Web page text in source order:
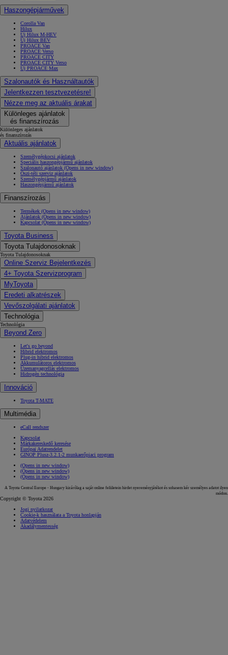
Haszongépjárművek
Corolla Van
Hilux
Új Hilux M-HEV
Új Hilux BEV
PROACE Van
PROACE Verso
PROACE CITY
PROACE CITY Verso
Új PROACE Max
Szalonautók és Használtautók
Jelentkezzen tesztvezetésre!
Nézze meg az aktuális árakat
Különleges ajánlatok
és finanszírozás
Különleges ajánlatok
és finanszírozás
Aktuális ajánlatok
Személygépkocsi ajánlatok
Speciális haszongépjármű ajánlatok
Szalonautó ajánlatok (Opens in new window)
Őszi-téli szerviz ajánlatok
Személygépjármű ajánlatok
Haszongépjármű ajánlatok
Finanszírozás
Termékek (Opens in new window)
Ajánlatok (Opens in new window)
Kapcsolat (Opens in new window)
Toyota Business
Toyota Tulajdonosoknak
Toyota Tulajdonosoknak
Online Szerviz Bejelentkezés
4+ Toyota Szervizprogram
MyToyota
Eredeti alkatrészek
Vevőszolgálati ajánlatok
Technológia
Technológia
Beyond Zero
Let's go beyond
Hibrid elektromos
Plug-in hibrid elektromos
Akkumulátoros elektromos
Üzemanyagcellás elektromos
Hidrogén technológia
Innováció
Toyota T-MATE
Multimédia
eCall rendszer
Kapcsolat
Márkakereskedő keresése
Európai Adatrendelet
GINOP Plusz-3.2.1-2 munkaerőpiaci program
(Opens in new window)
(Opens in new window)
(Opens in new window)
A Toyota Central Europe - Hungary kizárólag a saját online felületein hirdet nyereményjátékot és sohasem kér személyes adatot ilyen
módon.
Copyright © Toyota 2026
Jogi nyilatkozat
Cookie-k használata a Toyota honlapján
Adatvédelem
Akadálymentesség